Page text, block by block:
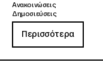
Ανακοινώσεις
Δημοσιεύσεις
Περισσότερα